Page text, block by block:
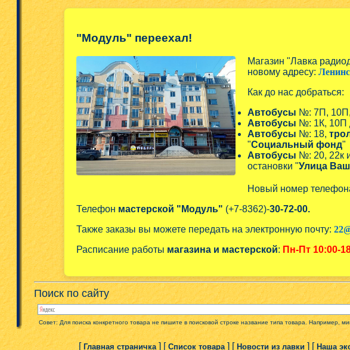
"Модуль" переехал!
Магазин "Лавка
новому адресу:
Как до нас добраться:
Автобусы №: 7П, 10П,
Автобусы №: 1К, 10П
Автобусы №: 18,
"Социальный фонд"
Автобусы №: 20, 22к
остановки "Улица
Новый номер
Телефон мастерской "Модуль" (+7-8362)-30-72-00.
Также заказы вы можете передать на электронную почту:
Расписание работы магазина и мастерской: Пн-Пт 10:00-
Поиск по сайту
Совет: Для поиска конкретного товара не пишите в поисковой строке название типа товара. Например,
[ Главная страничка] [Список товара] [ Новости из лавки] [ Наша